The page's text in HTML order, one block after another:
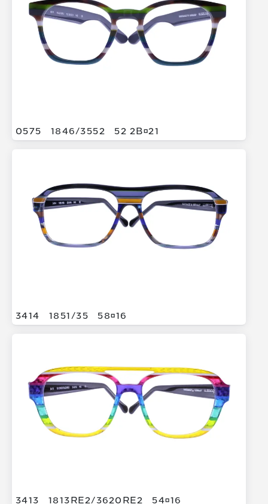
0575 1846/3552 52 2B21
3414 1851/35 5816
3413 1813RE2/3620RE2 5416